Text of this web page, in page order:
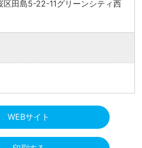
区田島5-22-11グリーンシティ西
WEBサイト